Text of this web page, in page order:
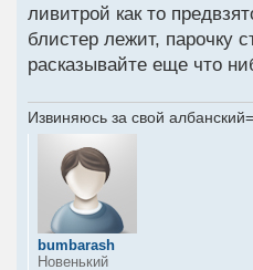
ливитрой как то
блистер лежит, парочку
расказывайте еще что
Извиняюсь за свой
bumbarash
Новенький